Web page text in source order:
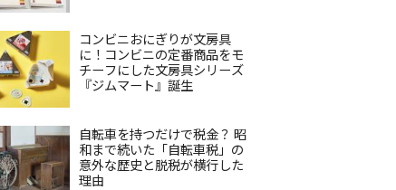
コンビニおにぎりが文房具
に！コンビニの定番商品をモ
チーフにした文房具シリーズ
『ジムマート』誕生
自転車を持つだけで税金？ 昭
和まで続いた「自転車税」の
意外な歴史と脱税が横行した
理由